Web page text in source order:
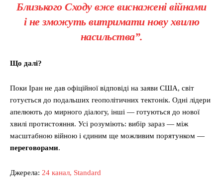
Близького Сходу вже виснажені війнами
і не зможуть витримати нову хвилю
насильства”.
Що далі?
Поки Іран не дав офіційної відповіді на заяви США, світ
готується до подальших геополітичних тектонік. Одні лідери
апелюють до мирного діалогу, інші — готуються до нової
хвилі протистояння. Усі розуміють: вибір зараз — між
масштабною війною і єдиним ще можливим порятунком —
переговорами.
Джерела: 24 канал, Standard